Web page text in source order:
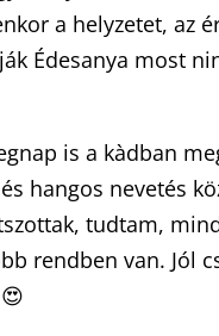
a helyzetet, az
Édesanya most
is a kàdban
hangos nevetés
tudtam,
rendben van. Jól